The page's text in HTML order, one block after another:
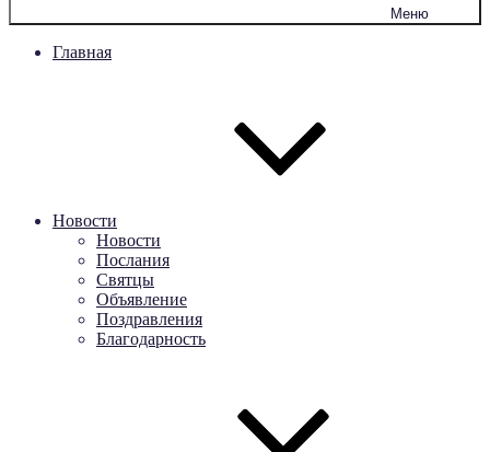
Меню
Главная
Новости
Новости
Послания
Святцы
Объявление
Поздравления
Благодарность